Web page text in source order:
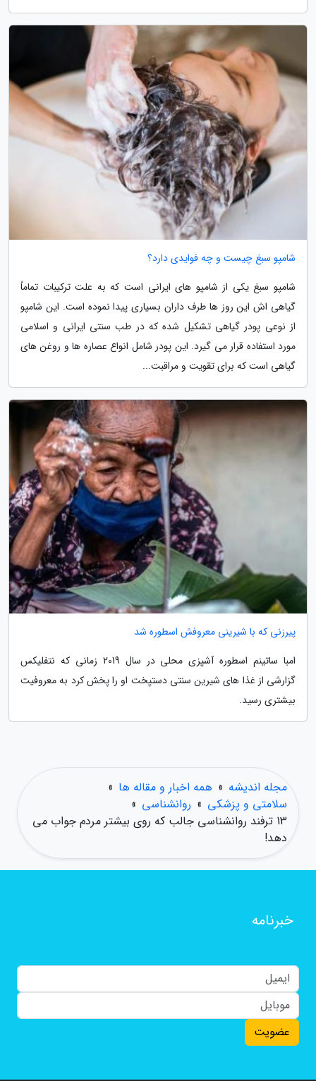
شامپو سبغ چیست و چه فوایدی دارد؟
شامپو سبغ یکی از شامپو های ایرانی است که به علت ترکیبات تماماً
گیاهی اش این روز ها طرف داران بسیاری پیدا نموده است. این شامپو
از نوعی پودر گیاهی تشکیل شده که در طب سنتی ایرانی و اسلامی
مورد استفاده قرار می گیرد. این پودر شامل انواع عصاره ها و روغن های
گیاهی است که برای تقویت و مراقبت...
پیرزنی که با شیرینی معروفش اسطوره شد
امبا ساتینم اسطوره آشپزی محلی در سال 2019 زمانی که نتفلیکس
گزارشی از غذا های شیرین سنتی دستپخت او را پخش کرد به معروفیت
بیشتری رسید.
مجله اندیشه » همه اخبار و مقاله ها »
سلامتی و پزشکی » روانشناسی »
13 ترفند روانشناسی جالب که روی بیشتر مردم جواب می
دهد!
خبرنامه
عضویت